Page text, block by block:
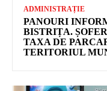
ADMINISTRAȚIE
PANOURI
BISTRIȚA.
TAXA DE
TERITORIUL